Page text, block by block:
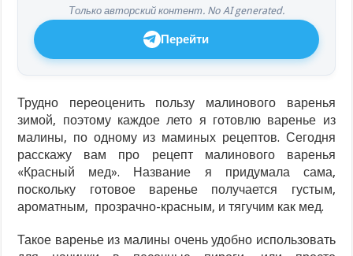
Только авторский контент. No AI generated.
Перейти
Трудно переоценить пользу малинового варенья
зимой, поэтому каждое лето я готовлю варенье из
малины, по одному из маминых рецептов. Сегодня
расскажу вам про рецепт малинового варенья
«Красный мед». Название я придумала сама,
поскольку готовое варенье получается густым,
ароматным, прозрачно-красным, и тягучим как мед.
Такое варенье из малины очень удобно использовать